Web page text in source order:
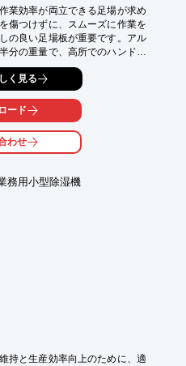
業効率が両立できる足場が求め
傷つけずに、スムーズに作業を
の良い足場板が重要です。アル
分の重量で、高所でのハンドリ
効率を向上させます。
く見る
ード
わせ
務用小型除湿機
持と生産効率向上のために、適